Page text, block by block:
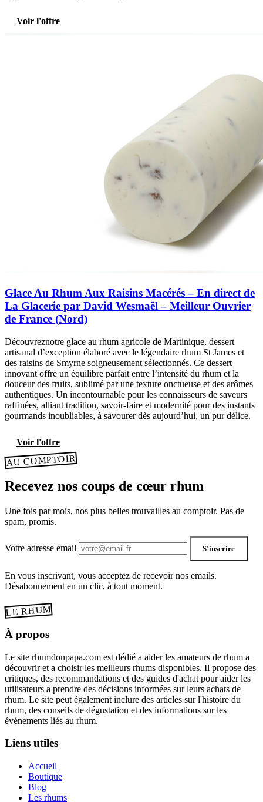
Voir l'offre
Glace Au Rhum Aux Raisins Macérés – En direct de
La Glacerie par David Wesmaël – Meilleur Ouvrier
de France (Nord)
Découvreznotre glace au rhum agricole de Martinique, dessert
artisanal d’exception élaboré avec le légendaire rhum St James et
des raisins de Smyrne soigneusement sélectionnés. Ce dessert
innovant offre un équilibre parfait entre l’intensité du rhum et la
douceur des fruits, sublimé par une texture onctueuse et des arômes
authentiques. Un incontournable pour les connaisseurs de saveurs
raffinées, alliant tradition, savoir-faire et modernité pour des instants
gourmands inoubliables, à savourer dès aujourd’hui, un pur délice.
Voir l'offre
AU COMPTOIR
Recevez nos coups de cœur rhum
Une fois par mois, nos plus belles trouvailles au comptoir. Pas de
spam, promis.
Votre adresse email S'inscrire
En vous inscrivant, vous acceptez de recevoir nos emails.
Désabonnement en un clic, à tout moment.
LE RHUM
À propos
Le site rhumdonpapa.com est dédié a aider les amateurs de rhum a
découvrir et a choisir les meilleurs rhums disponibles. Il propose des
critiques, des recommandations et des guides d'achat pour aider les
utilisateurs a prendre des décisions informées sur leurs achats de
rhum. Le site peut également inclure des articles sur l'histoire du
rhum, des conseils de dégustation et des informations sur les
événements liés au rhum.
Liens utiles
Accueil
Boutique
Blog
Les rhums